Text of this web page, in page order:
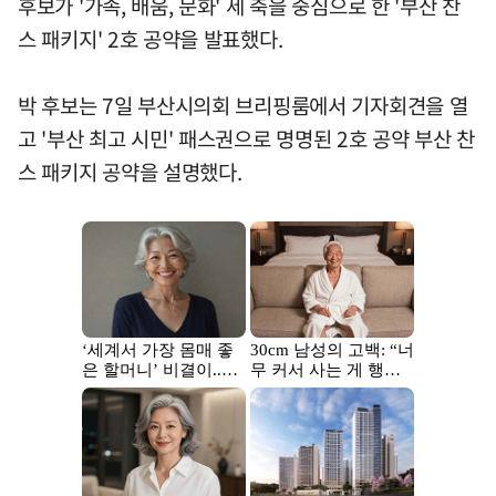
스 패키지' 2호 공약을 발표했다.
박 후보는 7일 부산시의회 브리핑룸에서 기자회견을 열
고 '부산 최고 시민' 패스권으로 명명된 2호 공약 부산 찬
스 패키지 공약을 설명했다.